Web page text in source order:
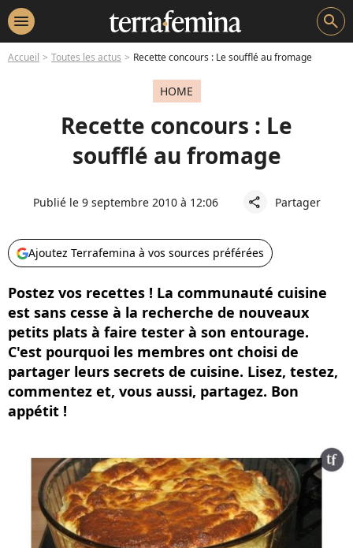
menu search
Accueil Toutes les actus Recette concours : Le soufflé au fromage
HOME
Recette concours : Le
soufflé au fromage
Publié le 9 septembre 2010 à 12:06 share Partager
Ajoutez Terrafemina à vos sources préférées
Postez vos recettes ! La communauté cuisine
est sans cesse à la recherche de nouveaux
petits plats à faire tester à son entourage.
C'est pourquoi les membres ont choisi de
partager leurs secrets de cuisine. Lisez, testez,
commentez et, vous aussi, partagez. Bon
appétit !